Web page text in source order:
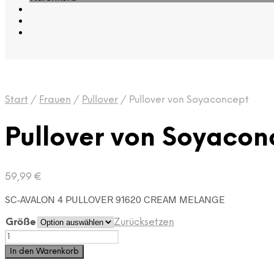
Start / Frauen / Pullover / Pullover von Soyaconcept
Pullover von
59,99 €
SC-AVALON 4 PULLOVER 91620 CREAM MELANGE
Größe
Zurücksetzen
Pullover
von
Soyaconcept
In den Warenkorb